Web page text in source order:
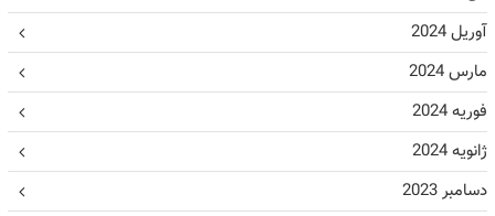
آوریل 2024
مارس 2024
فوریه 2024
ژانویه 2024
دسامبر 2023